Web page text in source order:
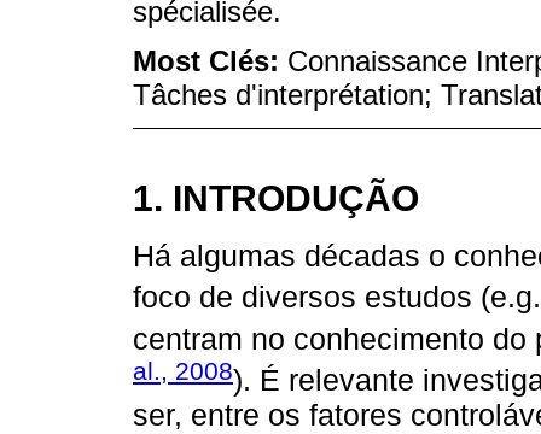
spécialisée.
Most Clés: Connaissance
Tâches d'interprétation;
1. INTRODUÇÃO
Há algumas décadas o
foco de diversos estudos
centram no conhecimento
al., 2008). É relevante
ser, entre os fatores